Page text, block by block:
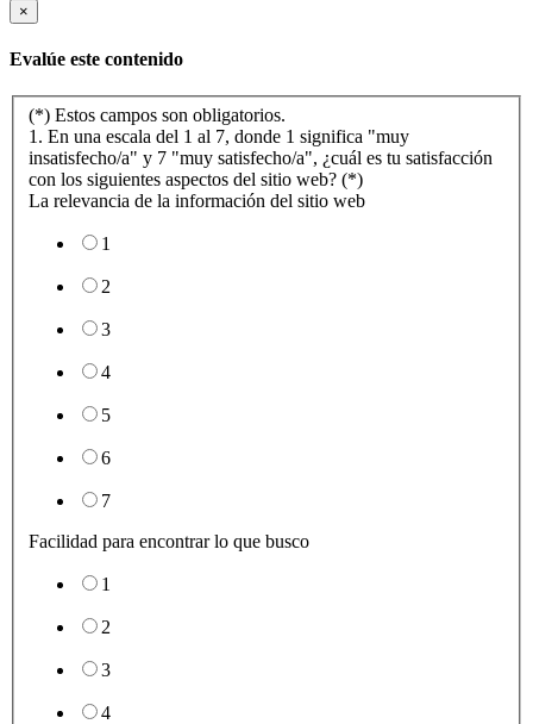
×
Evalúe este contenido
(*) Estos campos son obligatorios.
1. En una escala del 1 al 7, donde 1 significa "muy
insatisfecho/a" y 7 "muy satisfecho/a", ¿cuál es tu satisfacción
con los siguientes aspectos del sitio web? (*)
La relevancia de la información del sitio web
1
2
3
4
5
6
7
Facilidad para encontrar lo que busco
1
2
3
4